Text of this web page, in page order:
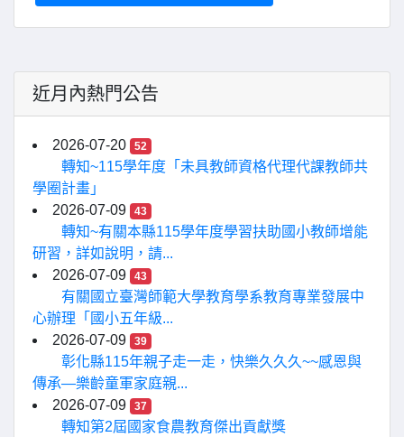
近月內熱門公告
2026-07-20 52
轉知~115學年度「未具教師資格代理代課教師共
學圈計畫」
2026-07-09
43
轉知~有關本縣115學年度學習扶助國小教師增能
研習，詳如說明，請...
2026-07-09
43
有關國立臺灣師範大學教育學系教育專業發展中
心辦理「國小五年級...
2026-07-09
39
彰化縣115年親子走一走，快樂久久久~~感恩與
傳承—樂齡童軍家庭親...
2026-07-09
37
轉知第2屆國家食農教育傑出貢獻獎